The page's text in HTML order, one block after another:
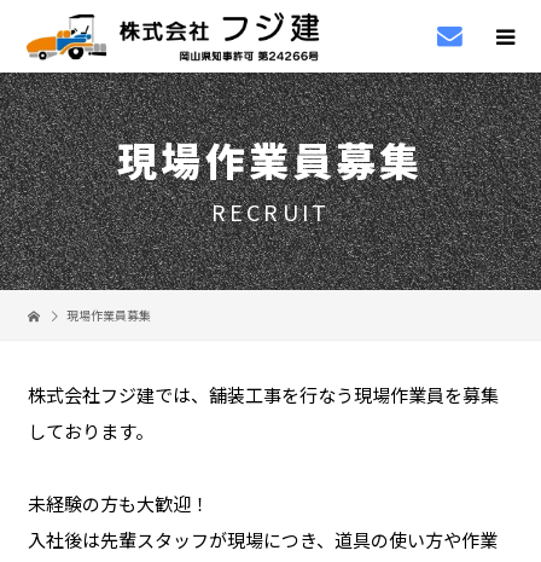
現場作業員募集
RECRUIT
現場作業員募集
株式会社フジ建では、舗装工事を行なう現場作業員を募集
しております。
未経験の方も大歓迎！
入社後は先輩スタッフが現場につき、道具の使い方や作業